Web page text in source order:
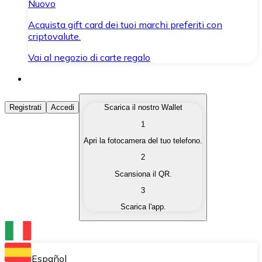
Nuovo
Acquista gift card dei tuoi marchi preferiti con
criptovalute.
Vai al negozio di carte regalo
Acquista Criptovalute
Acquista le criptovalute che ti interessano in modo
Converti le tue criptovalute in valuta fiat quando ne
Scambia una criptovaluta con un'altra
Conserva le tue cripto in un Wallet self-custodial.
Registrati Accedi
Scarica il nostro Wallet
1
Apri la fotocamera del tuo telefono.
2
Scansiona il QR.
3
Scarica l'app.
Español